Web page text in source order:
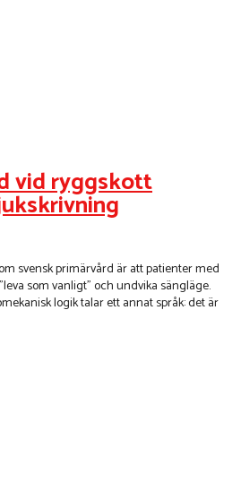
vid ryggskott
svensk primärvård är att patienter med
som vanligt” och undvika sängläge.
logik talar ett annat språk: det är